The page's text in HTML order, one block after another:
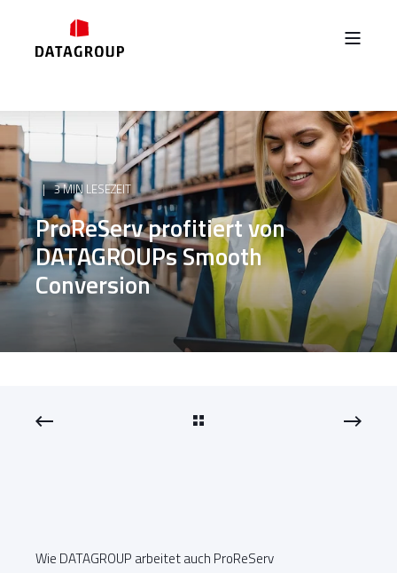
3 MIN LESEZEIT
ProReServ profitiert von
DATAGROUPs Smooth
Conversion
Wie DATAGROUP arbeitet auch ProReServ